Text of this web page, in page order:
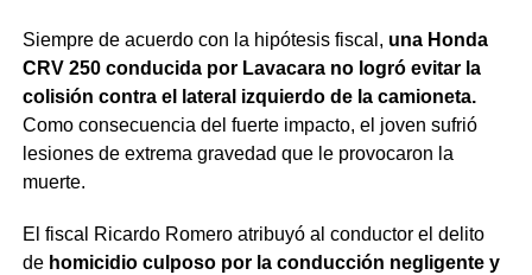
Siempre de acuerdo con la hipótesis fiscal, una Honda
CRV 250 conducida por Lavacara no logró evitar la
colisión contra el lateral izquierdo de la camioneta.
Como consecuencia del fuerte impacto, el joven sufrió
lesiones de extrema gravedad que le provocaron la
muerte.
El fiscal Ricardo Romero atribuyó al conductor el delito
de homicidio culposo por la conducción negligente y